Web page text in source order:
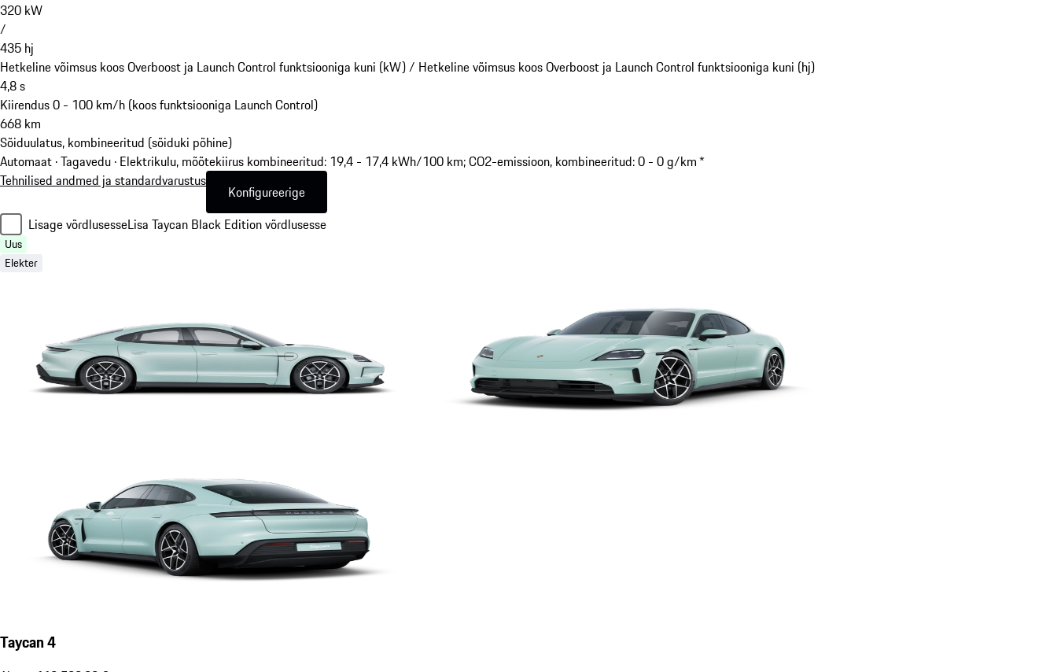
320 kW
/
435 hj
Hetkeline võimsus koos Overboost ja Launch Control funktsiooniga kuni (kW) / Hetkeline võimsus koos Overboost ja Launch Control funktsiooniga kuni (hj)
4,8s
Kiirendus 0 - 100 km/h (koos funktsiooniga Launch Control)
668 km
Sõiduulatus, kombineeritud (sõiduki põhine)
Automaat · Tagavedu · Elektrikulu, mõõtekiirus kombineeritud: 19,4 - 17,4 kWh/100 km; CO2-emissioon, kombineeritud: 0 - 0 g/km *
Tehnilised andmed ja standardvarustus
Konfigureerige
Lisage võrdlusesseLisa Taycan Black Edition võrdlusesse
Uus
Elekter
Taycan 4